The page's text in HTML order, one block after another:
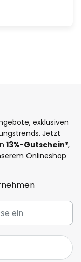
exklusiven
Jetzt
13%-Gutschein*,
Onlineshop